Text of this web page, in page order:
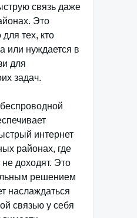
связь даже
Это
тех, кто
или нуждается в
для
задач.
интернет
районах, где
доходят. Это
решением
наслаждаться
связью у себя